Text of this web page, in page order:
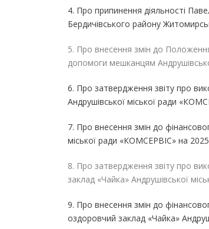
4. Про припинення діяльності
Бердичівського району
5. Про внесення змін до
допомоги мешканцям
6. Про затвердження звіту про
Андрушівської міської ради
7. Про внесення змін до
міської ради «КОМСЕРВІС» на 2025
8. Про затвердження звіту про
заклад «Чайка» Андрушівської
9. Про внесення змін до
оздоровчий заклад «Чайка»